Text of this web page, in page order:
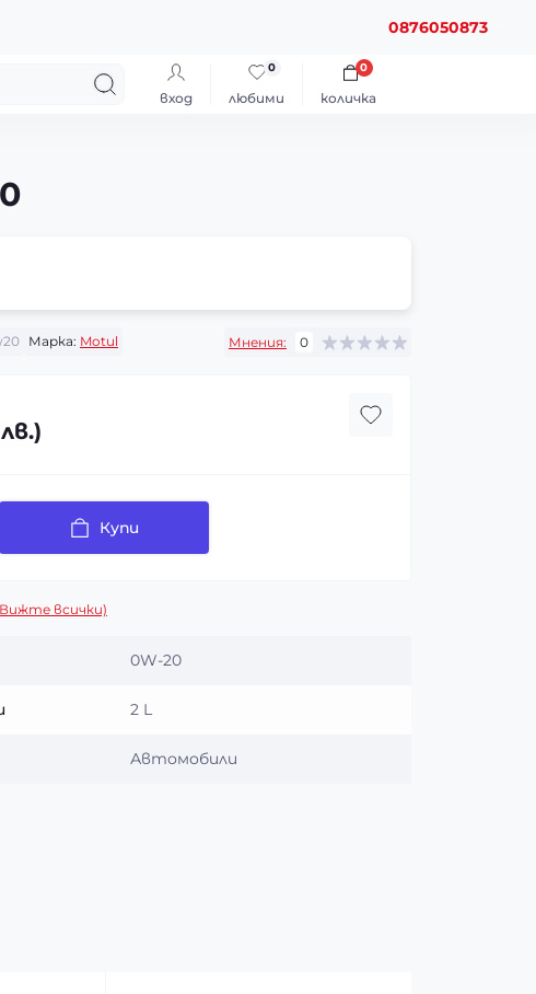
0876050873
вход любими
0
количка
0
Марка: Motul Мнения: 0
Купи
всички)
0W-20
2 L
Автомобили